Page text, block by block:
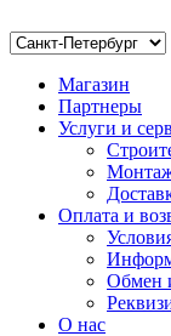
Магазин
Партнеры
Услуги и
Оплата и
Обмен
О нас